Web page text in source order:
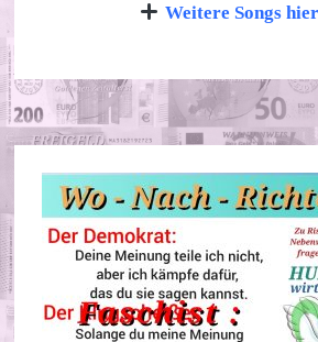
Weitere Songs